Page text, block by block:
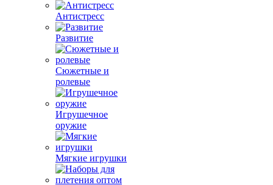
Антистресс
Развитие
Сюжетные и
ролевые
Игрушечное
оружие
Мягкие игрушки